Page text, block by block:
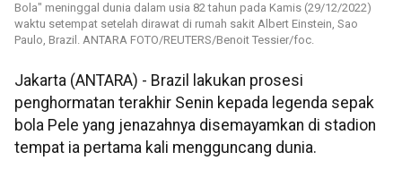
Bola" meninggal dunia dalam usia 82 tahun pada Kamis (29/12/2022)
waktu setempat setelah dirawat di rumah sakit Albert Einstein, Sao
Paulo, Brazil. ANTARA FOTO/REUTERS/Benoit Tessier/foc.
Jakarta (ANTARA) - Brazil lakukan prosesi
penghormatan terakhir Senin kepada legenda sepak
bola Pele yang jenazahnya disemayamkan di stadion
tempat ia pertama kali mengguncang dunia.